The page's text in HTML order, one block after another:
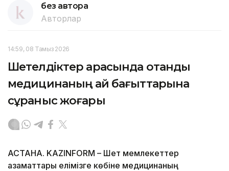
без автора
Авторлар
14:59, 08 Тамыз 2026
Шетелдіктер арасында отандық
медицинаның қай бағыттарына
сұраныс жоғары
АСТАНА. KAZINFORM – Шет мемлекеттер
азаматтары елімізге көбіне медицинаның